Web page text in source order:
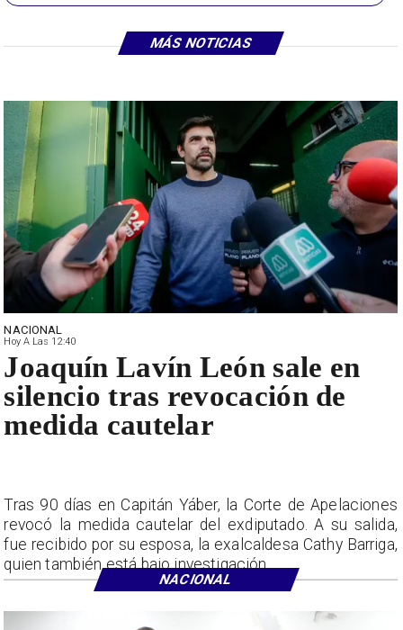
MÁS NOTICIAS
NACIONAL
Hoy A Las 12:40
Joaquín Lavín León sale en
silencio tras revocación de
medida cautelar
Tras 90 días en Capitán Yáber, la Corte de Apelaciones
revocó la medida cautelar del exdiputado. A su salida,
fue recibido por su esposa, la exalcaldesa Cathy Barriga,
quien también está bajo investigación.
NACIONAL